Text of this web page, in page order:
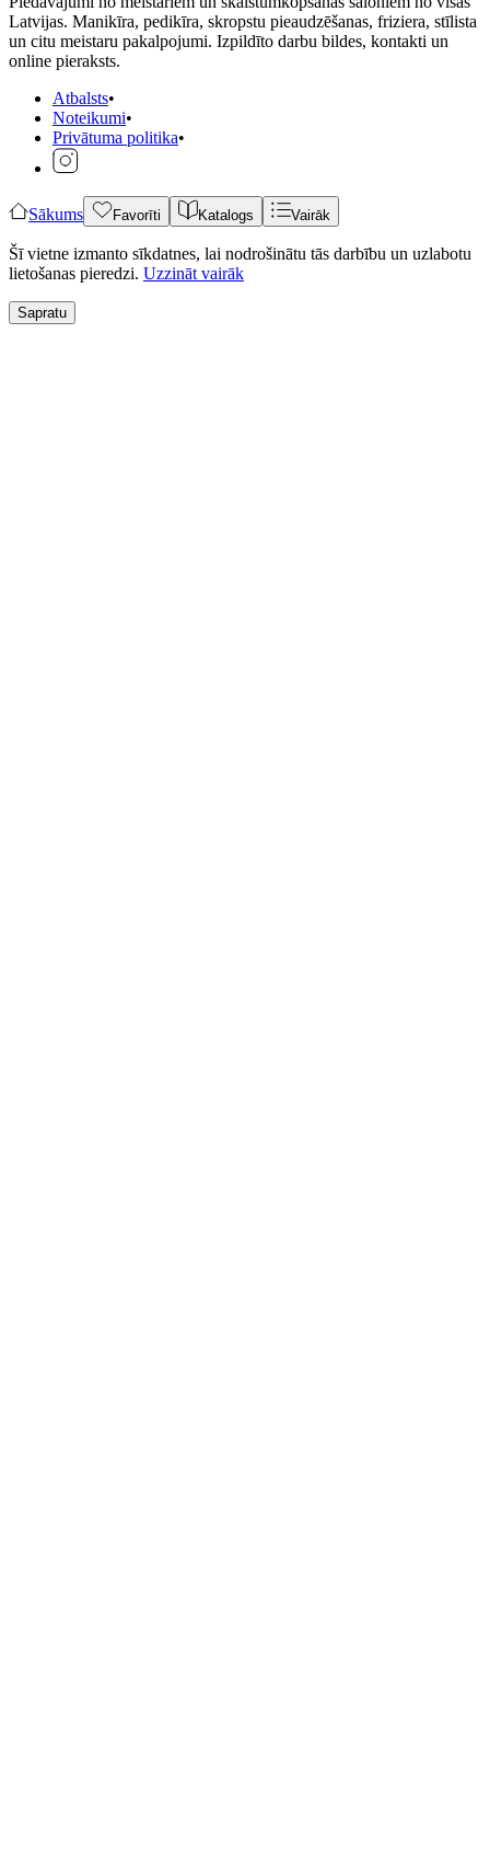
Latvijas. Manikīra, pedikīra, skropstu pieaudzēšanas, friziera, stīlista
un citu meistaru pakalpojumi. Izpildīto darbu bildes, kontakti un
online pieraksts.
Atbalsts•
Noteikumi•
Privātuma politika•
Sākums Favorīti Katalogs Vairāk
Šī vietne izmanto sīkdatnes, lai nodrošinātu tās darbību un uzlabotu
lietošanas pieredzi. Uzzināt vairāk
Sapratu